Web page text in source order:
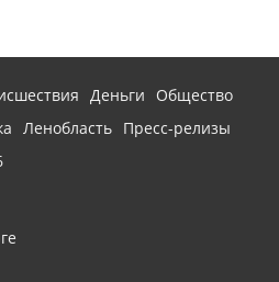
Деньги
Общество
Ленобласть Пресс-релизы